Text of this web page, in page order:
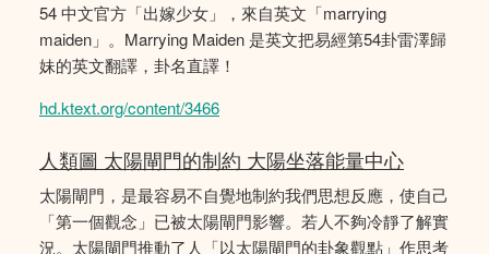
54 中文官方「出嫁少女」，來自英文「marrying
maiden」。Marrying Maiden 是英文把易經第54卦雷澤歸
妹的英文翻譯，卦名直譯！
hd.ktext.org/content/3466
人類圖 太陽閘門的制約 大陽坐落能量中心
太陽閘門，是最容易不自覺地制約我們思想反應，使自己
「第一個觀念」已被太陽閘門影響。若人不夠冷靜了解實
況。太陽閘門推動了人「以太陽閘門的卦象觀點」作思考